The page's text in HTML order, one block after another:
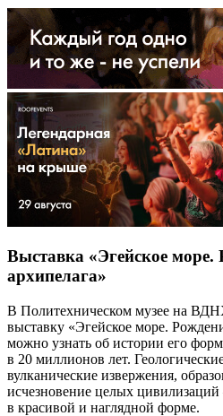
Выставка «Эгейское море.
архипелага»
В Политехническом музее на
выставку «Эгейское море.
можно узнать об истории его
в 20 миллионов лет.
вулканические извержения,
исчезновение целых
в красивой и наглядной форме.